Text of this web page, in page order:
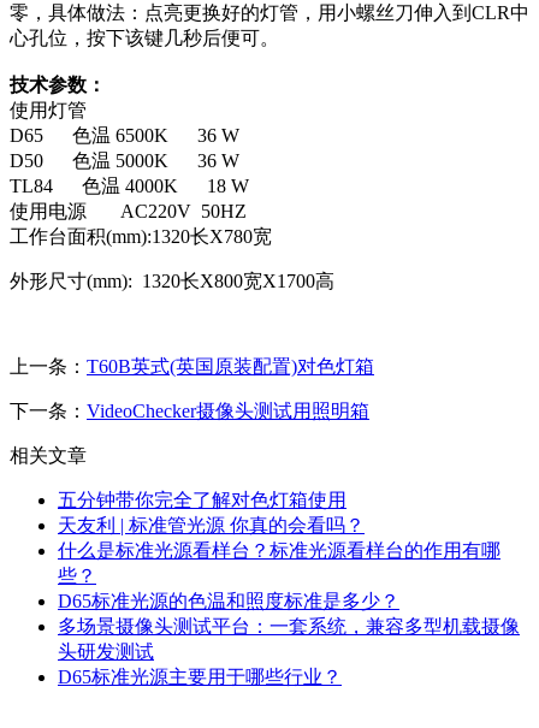
零，具体做法：点亮更换好的灯管，用小螺丝刀伸入到CLR中
心孔位，按下该键几秒后便可。
技术参数：
使用灯管
D65 色温 6500K 36 W
D50 色温 5000K 36 W
TL84 色温 4000K 18 W
使用电源 AC220V 50HZ
工作台面积(mm):1320长X780宽
外形尺寸(mm): 1320长X800宽X1700高
上一条： T60B英式(英国原装配置)对色灯箱
下一条： VideoChecker摄像头测试用照明箱
相关文章
五分钟带你完全了解对色灯箱使用
天友利 | 标准管光源 你真的会看吗？
什么是标准光源看样台？标准光源看样台的作用有哪
些？
D65标准光源的色温和照度标准是多少？
多场景摄像头测试平台：一套系统，兼容多型机载摄像
头研发测试
D65标准光源主要用于哪些行业？